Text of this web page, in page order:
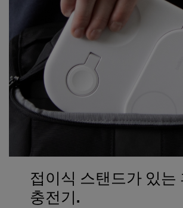
접이식 스탠드가 있는
충전기.